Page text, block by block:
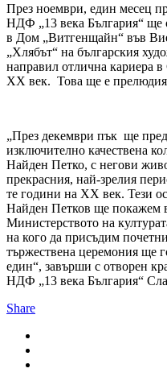
През ноември, един месец
НДФ „13 века България“ ще
в Дом „Витгенщайн“ във
„Хлябът“ на българския
направил отлична кариера
ХХ век. Това ще е прелюдия
„През декември пък ще
изключително качествена
Найден Петко, с негови
прекрасния, най-зрелия
те години на ХХ век. Тези
Найден Петков ще покажем
Министерството на
на кого да присъдим
тържествена церемония ще
един“, завърши с отворен
НДФ „13 века България“
Share